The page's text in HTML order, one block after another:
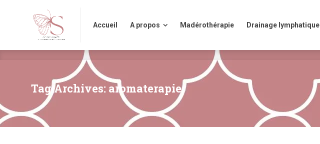
Accueil A propos Madérothérapie Drainage lymphatique
Tag Archives: aromaterapie